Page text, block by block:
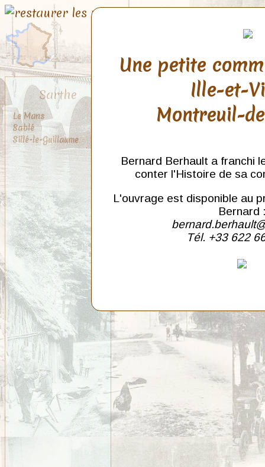
Sarthe
Le Mans
Sablé
Sillé-le-Guillaume
Une petite
Ille-et-
Montreuil-
Bernard Berhault a franchi
conter l'Histoire de sa
L'ouvrage est disponible au
Bernard
Tél. +33 622